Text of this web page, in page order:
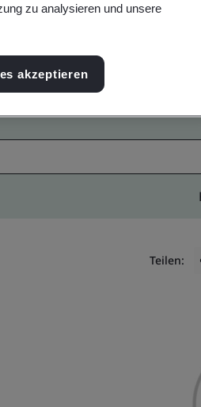
and global
Teilen:
zu analysieren und unsere
akzeptieren